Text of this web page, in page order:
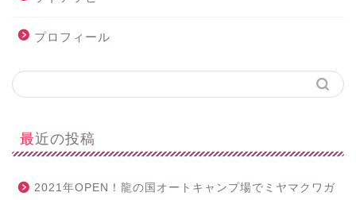
プロフィール
最近の投稿
2021年OPEN！龍の国オートキャンプ場でミヤマクワガ